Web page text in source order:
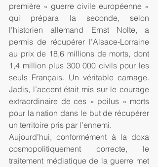
première « guerre civile européenne »
qui prépara la seconde, selon
l’historien allemand Ernst Nolte, a
permis de récupérer l’Alsace-Lorraine
au prix de 18,6 millions de morts, dont
1,4 million plus 300 000 civils pour les
seuls Français. Un véritable carnage.
Jadis, l’accent était mis sur le courage
extraordinaire de ces « poilus » morts
pour la nation dans le but de récupérer
un territoire pris par l’ennemi.
Aujourd’hui, conformément à la doxa
cosmopolitiquement correcte, le
traitement médiatique de la guerre met